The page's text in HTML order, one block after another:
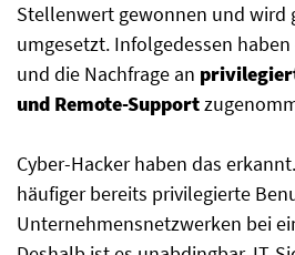
Stellenwert gewonnen und wird
umgesetzt. Infolgedessen
und die Nachfrage an
und Remote-Support
Cyber-Hacker haben das
häufiger bereits privilegierte
Unternehmensnetzwerken bei